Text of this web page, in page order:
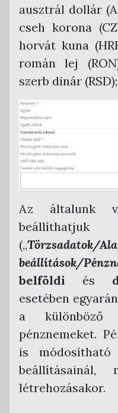
ausztrál dollár
cseh korona
horvát kuna
román lej
szerb dinár
Az általunk
beállíthatjuk
(„Törzsadatok/
beállítások/
belföldi és
esetében
a különböző
pénznemeket.
is
beállításainál,
létrehozásakor.